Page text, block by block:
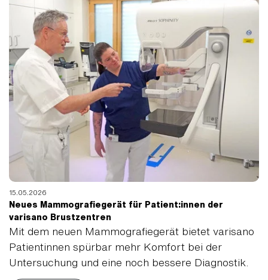
15.05.2026
Neues Mammografiegerät für Patient:innen der
varisano Brustzentren
Mit dem neuen Mammografiegerät bietet varisano
Patientinnen spürbar mehr Komfort bei der
Untersuchung und eine noch bessere Diagnostik.